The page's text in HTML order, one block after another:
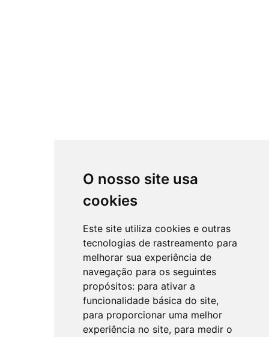
O nosso site usa
cookies
Este site utiliza cookies e outras
tecnologias de rastreamento para
melhorar sua experiência de
navegação para os seguintes
propósitos: para ativar a
funcionalidade básica do site,
para proporcionar uma melhor
experiência no site, para medir o